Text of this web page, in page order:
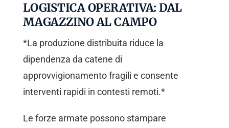
LOGISTICA OPERATIVA: DAL
MAGAZZINO AL CAMPO
*La produzione distribuita riduce la
dipendenza da catene di
approvvigionamento fragili e consente
interventi rapidi in contesti remoti.*
Le forze armate possono stampare